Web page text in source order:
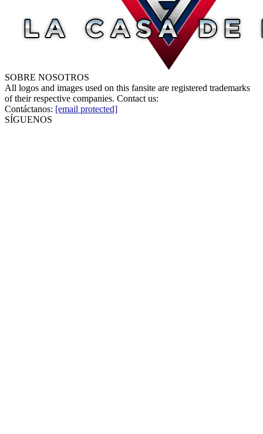
SOBRE NOSOTROS
All logos and images used on this fansite are registered trademarks
of their respective companies. Contact us:
Contáctanos: [email protected]
SÍGUENOS